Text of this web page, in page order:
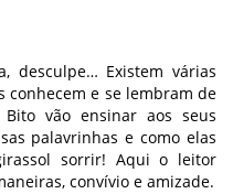
desculpe… Existem várias
conhecem e se lembram de
vão ensinar aos seus
palavrinhas e como elas
sorrir! Aqui o leitor
convívio e amizade.